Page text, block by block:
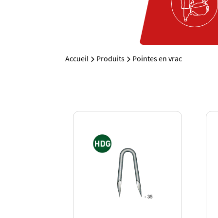
Accueil Produits Pointes en vrac